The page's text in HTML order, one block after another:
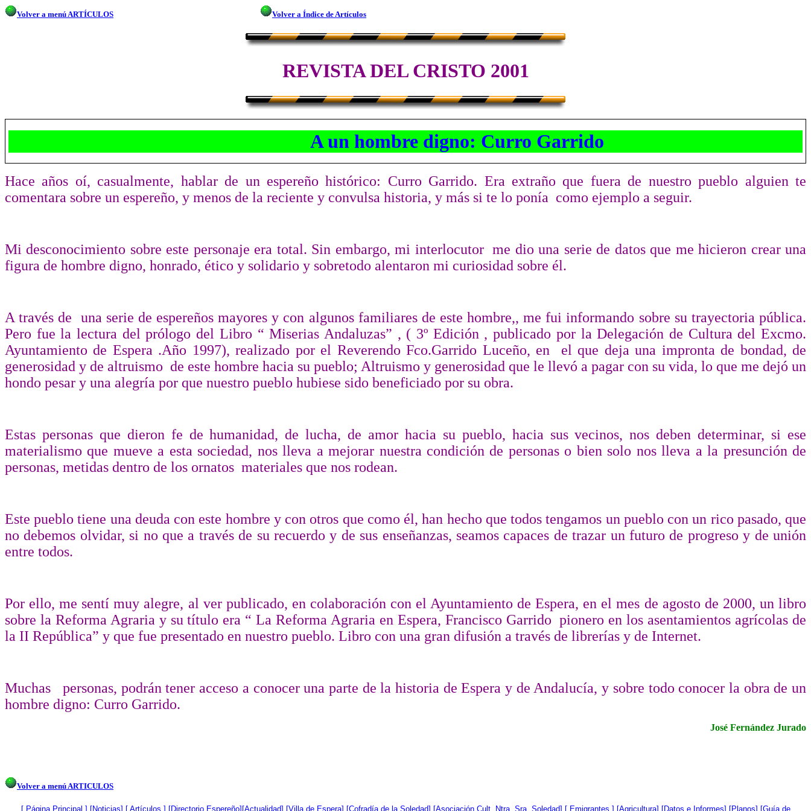
Volver a menú ARTÍCULOS Volver a Índice de Artículos
REVISTA DEL CRISTO 2001
A un hombre digno: Curro Garrido
Hace años oí, casualmente, hablar de un espereño histórico: Curro Garrido. Era extraño que fuera de nuestro pueblo alguien te
comentara sobre un espereño, y menos de la reciente y convulsa historia, y más si te lo ponía como ejemplo a seguir.
Mi desconocimiento sobre este personaje era total. Sin embargo, mi interlocutor me dio una serie de datos que me hicieron crear una
figura de hombre digno, honrado, ético y solidario y sobretodo alentaron mi curiosidad sobre él.
A través de
una serie de espereños mayores y con algunos familiares de este hombre,, me fui informando sobre su trayectoria pública.
Pero fue la lectura del prólogo del Libro “ Miserias Andaluzas” , ( 3º Edición , publicado por la Delegación de Cultura del Excmo.
Ayuntamiento de Espera .Año 1997), realizado por el Reverendo Fco.Garrido Luceño, en
el que deja una impronta de bondad, de
generosidad y de altruismo de este hombre hacia su pueblo; Altruismo y generosidad que le llevó a pagar con su vida, lo que me dejó un
hondo pesar y una alegría por que nuestro pueblo hubiese sido beneficiado por su obra.
Estas personas que dieron fe de humanidad, de lucha, de amor hacia su pueblo, hacia sus vecinos, nos deben determinar, si ese
materialismo que mueve a esta sociedad, nos lleva a mejorar nuestra condición de personas o bien solo nos lleva a la presunción de
personas, metidas dentro de los ornatos materiales que nos rodean.
Este pueblo tiene una deuda con este hombre y con otros que como él, han hecho que todos tengamos un pueblo con un rico pasado, que
no debemos olvidar, si no que a través de su recuerdo y de sus enseñanzas, seamos capaces de trazar un futuro de progreso y de unión
entre todos.
Por ello, me sentí muy alegre, al ver publicado, en colaboración con el Ayuntamiento de Espera, en el mes de agosto de 2000, un libro
sobre la Reforma Agraria y su título era “ La Reforma Agraria en Espera, Francisco Garrido pionero en los asentamientos agrícolas de
la II República” y que fue presentado en nuestro pueblo. Libro con una gran difusión a través de librerías y de Internet.
Muchas
personas, podrán tener acceso a conocer una parte de la historia de Espera y de Andalucía, y sobre todo conocer la obra de un
hombre digno: Curro Garrido.
José Fernández Jurado
Volver a menú ARTICULOS
[ Página Principal ] [Noticias] [ Artículos ] [Directorio Espereño][Actualidad] [Villa de Espera] [Cofradía de la Soledad] [Asociación Cult. Ntra. Sra. Soledad] [ Emigrantes ] [Agricultura] [Datos e Informes] [Planos] [Guía de